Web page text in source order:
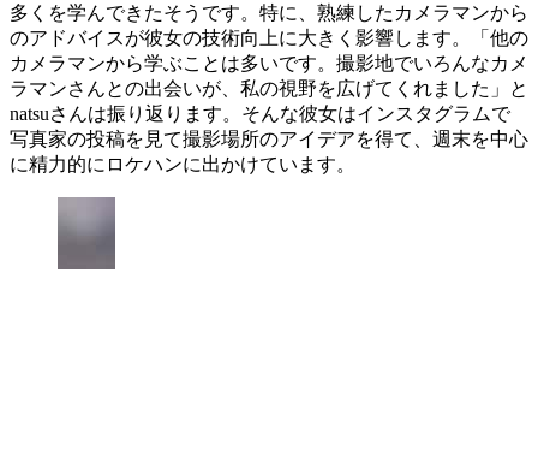
多くを学んできたそうです。特に、熟練したカメラマンから
のアドバイスが彼女の技術向上に大きく影響します。「他の
カメラマンから学ぶことは多いです。撮影地でいろんなカメ
ラマンさんとの出会いが、私の視野を広げてくれました」と
natsuさんは振り返ります。そんな彼女はインスタグラムで
写真家の投稿を見て撮影場所のアイデアを得て、週末を中心
に精力的にロケハンに出かけています。